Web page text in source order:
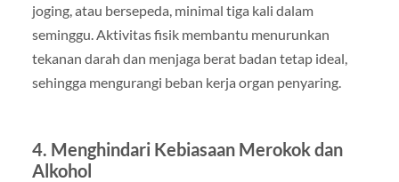
joging, atau bersepeda, minimal tiga kali dalam
seminggu. Aktivitas fisik membantu menurunkan
tekanan darah dan menjaga berat badan tetap ideal,
sehingga mengurangi beban kerja organ penyaring.
4. Menghindari Kebiasaan Merokok dan
Alkohol